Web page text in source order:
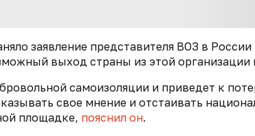
заявление представителя ВОЗ в России
выход страны из этой организации
самоизоляции и приведет к
свое мнение и отстаивать
площадке, пояснил он.